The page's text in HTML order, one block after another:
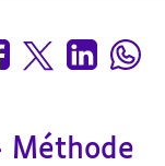
Méthode